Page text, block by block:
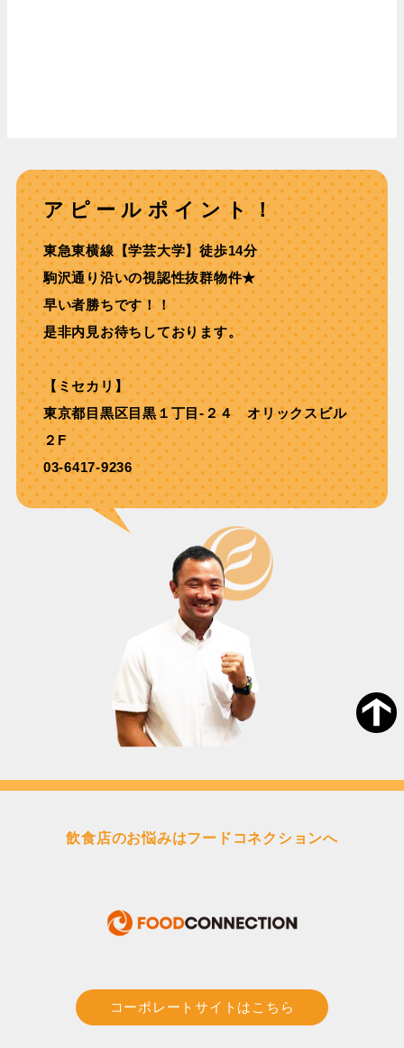
アピールポイント！
東急東横線【学芸大学】徒歩14分
駒沢通り沿いの視認性抜群物件★
早い者勝ちです！！
是非内見お待ちしております。
【ミセカリ】
東京都目黒区目黒１丁目-２４ オリックスビル
２F
03-6417-9236
飲食店のお悩みはフードコネクションへ
コーポレートサイトはこちら